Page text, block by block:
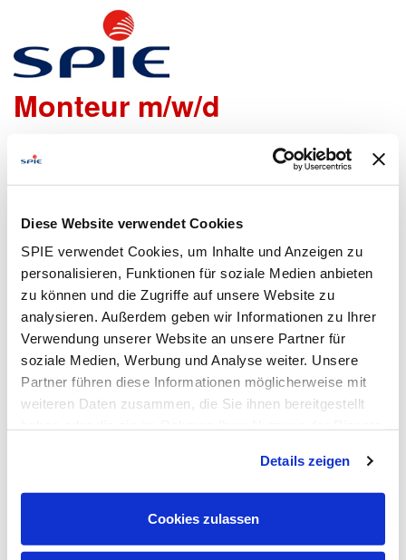
Diese Website verwendet Cookies
SPIE verwendet Cookies, um Inhalte und Anzeigen zu
personalisieren, Funktionen für soziale Medien anbieten
zu können und die Zugriffe auf unsere Website zu
analysieren. Außerdem geben wir Informationen zu Ihrer
Verwendung unserer Website an unsere Partner für
soziale Medien, Werbung und Analyse weiter. Unsere
Partner führen diese Informationen möglicherweise mit
weiteren Daten zusammen, die Sie ihnen bereitgestellt
Verarbeitung Ihrer Daten in den USA ein. Alle weiteren
Informationen zu Cookies finden Sie in unseren
Datenschutzhinweisen .
Details zeigen
Cookies zulassen
Elektriker/ Elektroniker als
Monteur m/w/d
Wir freuen uns sehr, dass Du Dich bei uns bewerben
möchtest!
Um den Bewerbungsprozess für Dich so einfach wie
an, um Daten zu übermitteln:
Bewerbungsformular
ausfüllen
LinkedIn-Profil
Lebenslauf
hochladen